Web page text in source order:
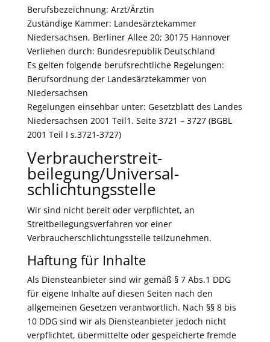
Berufsbezeichnung: Arzt/Ärztin
Zuständige Kammer: Landesärztekammer
Niedersachsen, Berliner Allee 20; 30175 Hannover
Verliehen durch: Bundesrepublik Deutschland
Es gelten folgende berufsrechtliche Regelungen:
Berufsordnung der Landesärztekammer von
Niedersachsen
Regelungen einsehbar unter: Gesetzblatt des Landes
Niedersachsen 2001 Teil1. Seite 3721 – 3727 (BGBL
2001 Teil I s.3721-3727)
Verbraucher­streit­
beilegung/Universal­
schlichtungs­stelle
Wir sind nicht bereit oder verpflichtet, an
Streitbeilegungsverfahren vor einer
Verbraucherschlichtungsstelle teilzunehmen.
Haftung für Inhalte
Als Diensteanbieter sind wir gemäß § 7 Abs.1 DDG
für eigene Inhalte auf diesen Seiten nach den
allgemeinen Gesetzen verantwortlich. Nach §§ 8 bis
10 DDG sind wir als Diensteanbieter jedoch nicht
verpflichtet, übermittelte oder gespeicherte fremde